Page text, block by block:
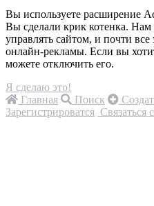
Вы используете расширение
Вы сделали крик котенка.
управлять сайтом, и почти
онлайн-рекламы. Если вы
можете отключить его.
Я сделаю это!
Главная
Поиск
Зарегистрироватся Связаться